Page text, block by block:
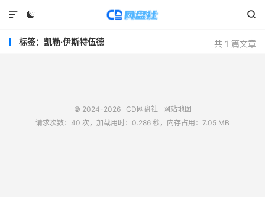
 

共 1 篇文章
标签：凯勒·伊斯特伍德
© 2024-2026 CD网盘社
网站地图
请求次数：40 次，加载用时：0.286 秒，内存占用：7.05 MB